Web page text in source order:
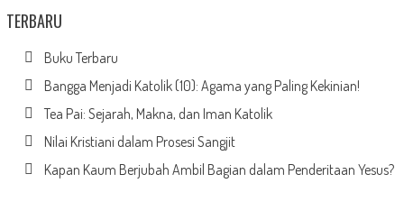
TERBARU
Buku Terbaru
Bangga Menjadi Katolik (10): Agama yang Paling Kekinian!
Tea Pai: Sejarah, Makna, dan Iman Katolik
Nilai Kristiani dalam Prosesi Sangjit
Kapan Kaum Berjubah Ambil Bagian dalam Penderitaan Yesus?